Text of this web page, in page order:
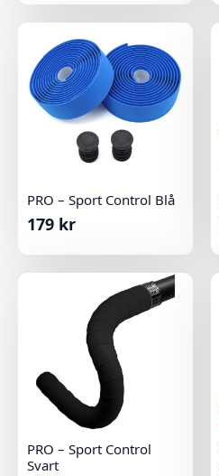
PRO – Sport Control Blå
179 kr
PRO – Sport Control
Svart